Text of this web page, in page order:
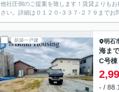
他社圧倒のご提案を致します！賃貸よりも
さい。詳細は０１２０-３３７-２７９までお
新築一戸建 明石
海ま
C号棟
- /